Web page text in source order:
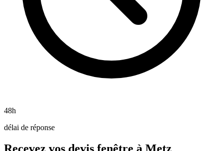
48h
délai de réponse
Recevez vos devis fenêtre à Metz